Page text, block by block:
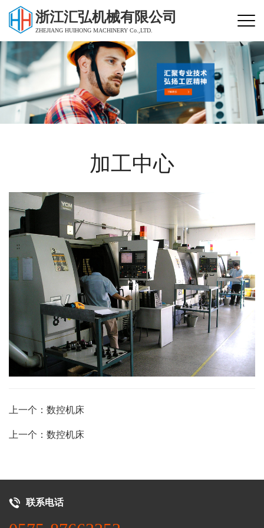
浙江汇弘机械有限公司
ZHEJIANG HUIHONG MACHINERY Co.,LTD.
加工中心
上一个：数控机床
上一个：数控机床
联系电话